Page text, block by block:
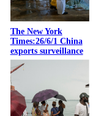
The New York
Times:26/6/1 China
exports surveillance